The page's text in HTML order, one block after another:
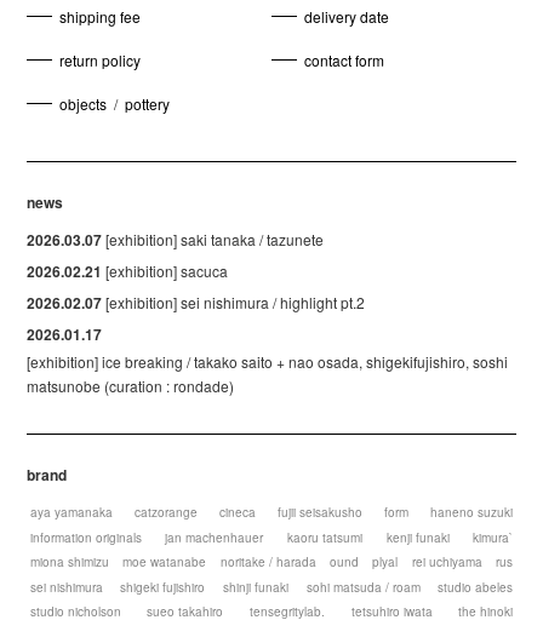
shipping fee delivery date
return policy contact form
objects / pottery
news
2026.03.07[exhibition] saki tanaka / tazunete
2026.02.21 [exhibition] sacuca
2026.02.07[exhibition] sei nishimura / highlight pt.2
2026.01.17
[exhibition] ice breaking / takako saito + nao osada, shigekifujishiro, soshi
matsunobe (curation : rondade)
brand
aya yamanaka catzorange cineca fujii seisakusho form
haneno suzuki
information originals
jan machenhauer kaoru tatsumi kenji funaki
kimura`
miona shimizu
moe watanabe noritake / harada ound plyal rei uchiyama
rus
sei nishimura
shigeki fujishiro shinji funaki sohi matsuda / roam
studio abeles
studio nicholson
sueo takahiro tensegritylab. tetsuhiro iwata the hinoki